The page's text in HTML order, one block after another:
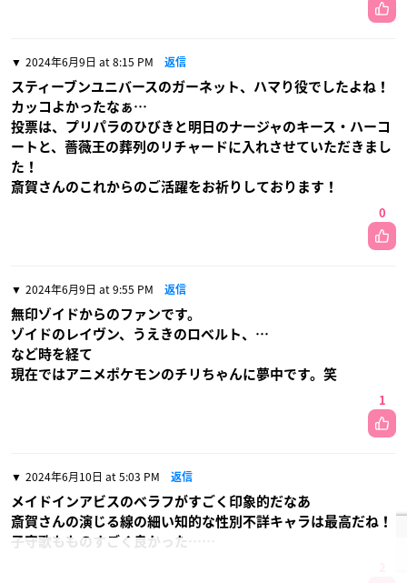
2024年6月9日 at 8:15 PM 返信
スティーブンユニバースのガーネット、ハマり役でしたよね！
カッコよかったなぁ…
投票は、プリパラのひびきと明日のナージャのキース・ハーコ
ートと、薔薇王の葬列のリチャードに入れさせていただきまし
た！
斎賀さんのこれからのご活躍をお祈りしております！
0
2024年6月9日 at 9:55 PM 返信
無印ゾイドからのファンです。
ゾイドのレイヴン、うえきのロベルト、…
など時を経て
現在ではアニメポケモンのチリちゃんに夢中です。笑
1
2024年6月10日 at 5:03 PM 返信
メイドインアビスのベラフがすごく印象的だなあ
斎賀さんの演じる線の細い知的な性別不詳キャラは最高だね！
子守歌もものすごく良かった……